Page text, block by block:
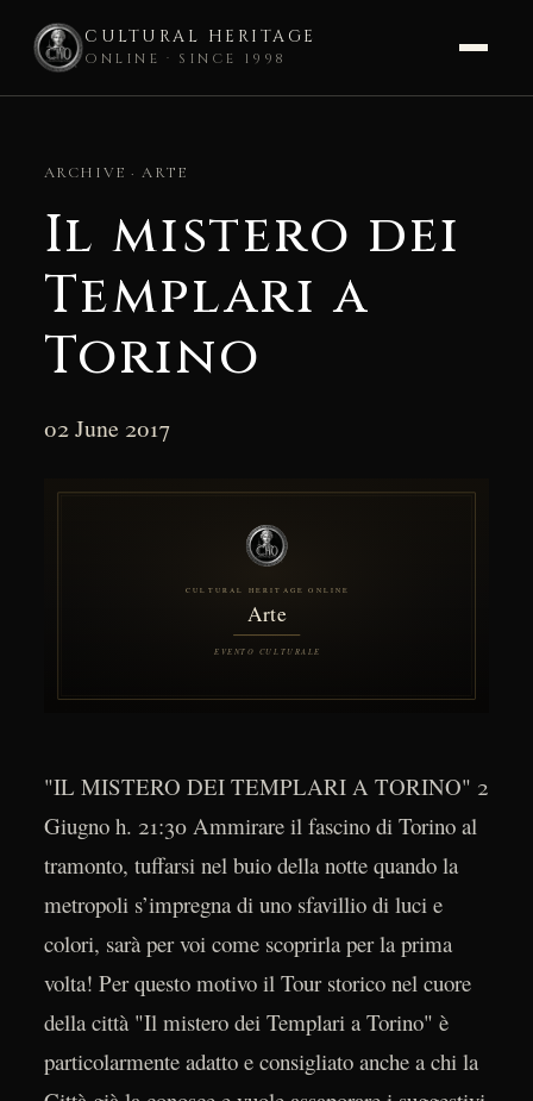
CULTURAL HERITAGE
ONLINE · SINCE 1998
contentARCHIVE · ARTE
Il mistero dei
Templari a
Torino
02 June 2017
"IL MISTERO DEI TEMPLARI A TORINO" 2
Giugno h. 21:30 Ammirare il fascino di Torino al
tramonto, tuffarsi nel buio della notte quando la
metropoli s’impregna di uno sfavillio di luci e
colori, sarà per voi come scoprirla per la prima
volta! Per questo motivo il Tour storico nel cuore
della città "Il mistero dei Templari a Torino" è
particolarmente adatto e consigliato anche a chi la